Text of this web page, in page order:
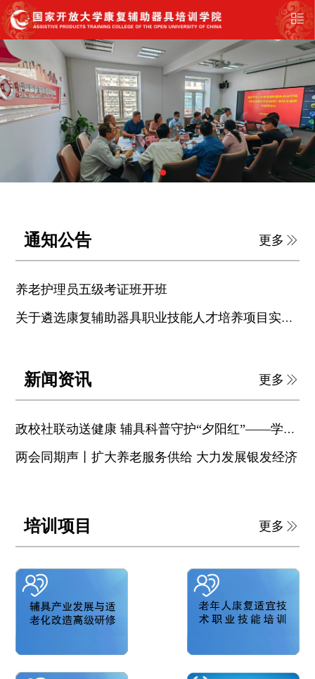
通知公告 更多
养老护理员五级考证班开班
关于遴选康复辅助器具职业技能人才培养项目实训基地的通知
新闻资讯 更多
政校社联动送健康 辅具科普守护“夕阳红”——学院助力昌平区惠民行动
两会同期声丨扩大养老服务供给 大力发展银发经济
培训项目 更多